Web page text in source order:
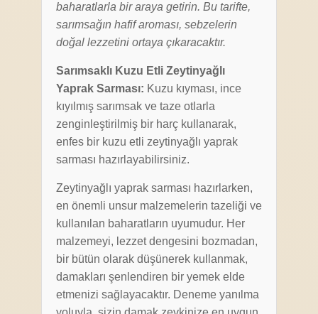
baharatlarla bir araya getirin. Bu tarifte,
sarımsağın hafif aroması, sebzelerin
doğal lezzetini ortaya çıkaracaktır.
Sarımsaklı Kuzu Etli Zeytinyağlı
Yaprak Sarması: Kuzu kıyması, ince
kıyılmış sarımsak ve taze otlarla
zenginleştirilmiş bir harç kullanarak,
enfes bir kuzu etli zeytinyağlı yaprak
sarması hazırlayabilirsiniz.
Zeytinyağlı yaprak sarması hazırlarken,
en önemli unsur malzemelerin tazeliği ve
kullanılan baharatların uyumudur. Her
malzemeyi, lezzet dengesini bozmadan,
bir bütün olarak düşünerek kullanmak,
damakları şenlendiren bir yemek elde
etmenizi sağlayacaktır. Deneme yanılma